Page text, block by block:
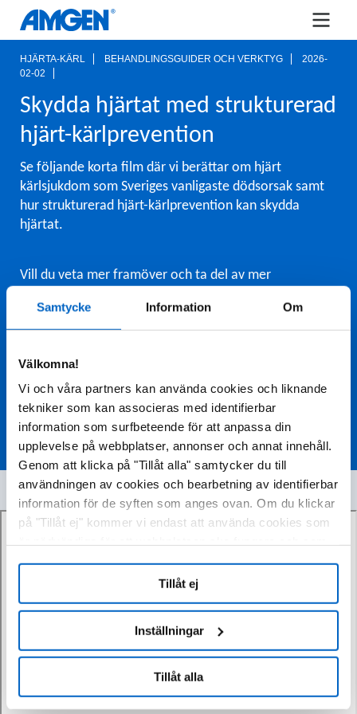
Samtycke Information Om
Välkomna!
Vi och våra partners kan använda cookies och liknande
tekniker som kan associeras med identifierbar
information som surfbeteende för att anpassa din
upplevelse på webbplatser, annonser och annat innehåll.
Genom att klicka på "Tillåt alla" samtycker du till
användningen av cookies och bearbetning av identifierbar
information för de syften som anges ovan. Om du klickar
på "Tillåt ej" kommer vi endast att använda cookies som
inte kan optimera och anpassa vår webbplats. Du kan
när som helst visa, ändra eller återkalla ditt samtycke
genom att klicka på "Cookie-inställningar" i sidfoten på
Tillåt alla
Inställningar
Tillåt ej
HJÄRTA-KÄRL BEHANDLINGSGUIDER OCH VERKTYG
2026-
02-02
Skydda hjärtat med strukturerad
hjärt-kärlprevention
Se följande korta film där vi berättar om hjärt
kärlsjukdom som Sveriges vanligaste dödsorsak samt
hur strukturerad hjärt-kärlprevention kan skydda
hjärtat.
Vill du veta mer framöver och ta del av mer
uppdateringar och produktinformation följ länken
nedan.
ANMÄL DIG HÄR